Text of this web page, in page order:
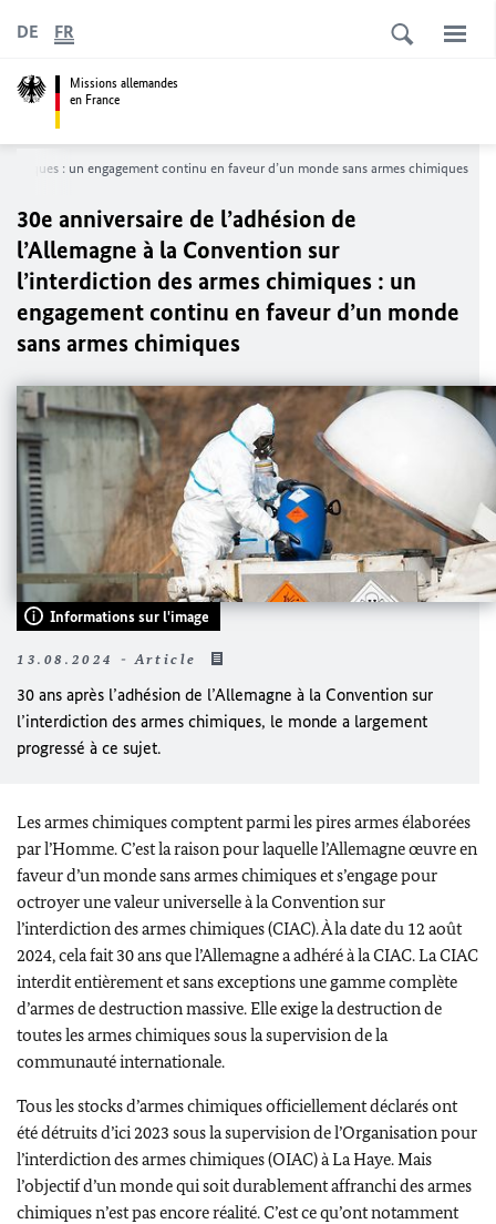
Missions allemandes
en France
DE FR
: un engagement continu en faveur d’un monde sans armes chimiques
30e anniversaire de l’adhésion de
l’Allemagne à la Convention sur
l’interdiction des armes chimiques : un
engagement continu en faveur d’un monde
sans armes chimiques
Informations sur l'image
13.08.2024 - Article
30 ans après l’adhésion de l’Allemagne à la Convention sur
l’interdiction des armes chimiques, le monde a largement
progressé à ce sujet.
Les armes chimiques comptent parmi les pires armes élaborées
par l’Homme. C’est la raison pour laquelle l’Allemagne œuvre en
faveur d’un monde sans armes chimiques et s’engage pour
octroyer une valeur universelle à la Convention sur
l’interdiction des armes chimiques (CIAC). À la date du 12 août
2024, cela fait 30 ans que l’Allemagne a adhéré à la CIAC. La CIAC
interdit entièrement et sans exceptions une gamme complète
d’armes de destruction massive. Elle exige la destruction de
toutes les armes chimiques sous la supervision de la
communauté internationale.
Tous les stocks d’armes chimiques officiellement déclarés ont
été détruits d’ici 2023 sous la supervision de l’Organisation pour
l’interdiction des armes chimiques (OIAC) à La Haye. Mais
l’objectif d’un monde qui soit durablement affranchi des armes
chimiques n’est pas encore réalité. C’est ce qu’ont notamment